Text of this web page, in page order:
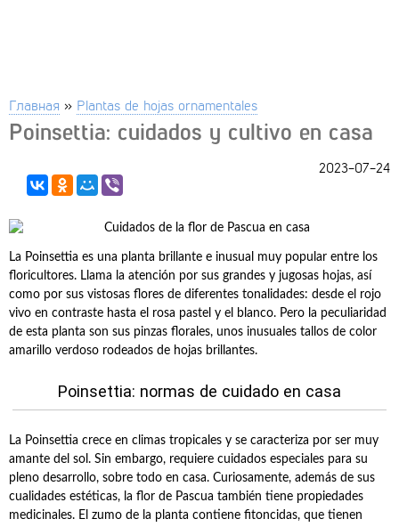
Главная » Plantas de hojas ornamentales
Poinsettia: cuidados y cultivo en casa
2023-07-24
La Poinsettia es una planta brillante e inusual muy popular entre los
floricultores. Llama la atención por sus grandes y jugosas hojas, así
como por sus vistosas flores de diferentes tonalidades: desde el rojo
vivo en contraste hasta el rosa pastel y el blanco. Pero la peculiaridad
de esta planta son sus pinzas florales, unos inusuales tallos de color
amarillo verdoso rodeados de hojas brillantes.
Poinsettia: normas de cuidado en casa
La Poinsettia crece en climas tropicales y se caracteriza por ser muy
amante del sol. Sin embargo, requiere cuidados especiales para su
pleno desarrollo, sobre todo en casa. Curiosamente, además de sus
cualidades estéticas, la flor de Pascua también tiene propiedades
medicinales. El zumo de la planta contiene fitoncidas, que tienen